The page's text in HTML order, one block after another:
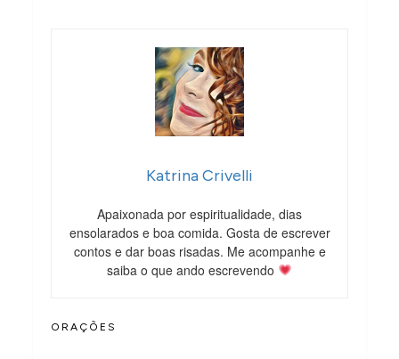
Katrina Crivelli
Apaixonada por espiritualidade, dias
ensolarados e boa comida. Gosta de escrever
contos e dar boas risadas. Me acompanhe e
saiba o que ando escrevendo
ORAÇÕES